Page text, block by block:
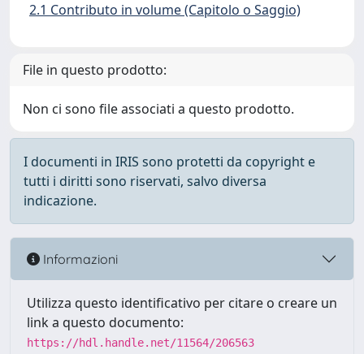
2.1 Contributo in volume (Capitolo o Saggio)
File in questo prodotto:
Non ci sono file associati a questo prodotto.
I documenti in IRIS sono protetti da copyright e
tutti i diritti sono riservati, salvo diversa
indicazione.
Informazioni
Utilizza questo identificativo per citare o creare un
link a questo documento:
https://hdl.handle.net/11564/206563